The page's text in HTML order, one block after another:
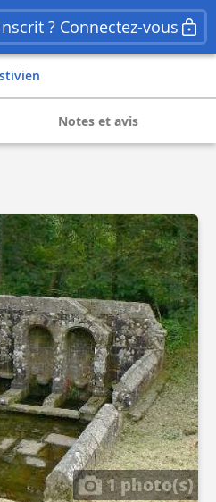
? Connectez-vous
Notes et avis
1 photo(s)